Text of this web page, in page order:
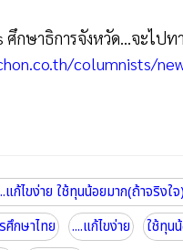
ศึกษาธิการจังหวัด…จะไปท
columnists/
ก้ไขง่าย ใช้ทุนน้อยมาก(ถ้าจริงใ
กษาไทย ....แก้ไขง่าย
ใช้ทุน